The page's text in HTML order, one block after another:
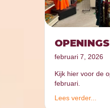
februari 7, 2026
Kijk hier voor de
februari.
Lees verder...